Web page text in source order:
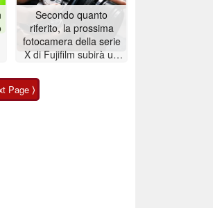
Secondo quanto
riferito, la prossima
fotocamera della serie
X di Fujifilm subirà un
Page ⟩